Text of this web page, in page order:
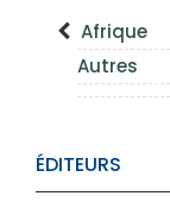
Afrique
Autres
ÉDITEURS